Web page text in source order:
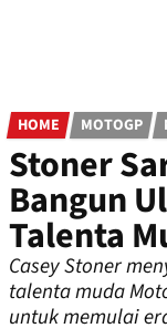
HOME MOTOGP
Stoner
Bangun
Talenta
Casey Stoner
talenta muda
untuk memulai